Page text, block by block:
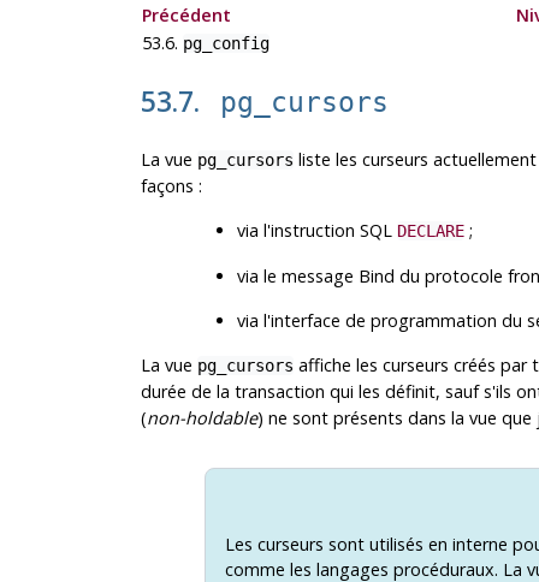
Précédent
53.6. pg_config
53.7. pg_cursors
La vue pg_cursors liste les curseurs
façons :
via l'instruction SQL DECLARE;
via le message Bind du protocole
via l'interface de programmation du
La vue pg_cursors affiche les curseurs créés
durée de la transaction qui les définit, sauf s'ils
(non-holdable) ne sont présents dans la vue
Les curseurs sont utilisés en interne
comme les langages procéduraux. La